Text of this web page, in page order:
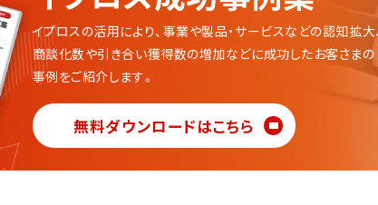
イプロスの活用により、事業や製品・サービスなどの認知拡大
商談化数や引き合い獲得数の増加などに成功したお客さまの
事例をご紹介します。
無料ダウンロードはこちら